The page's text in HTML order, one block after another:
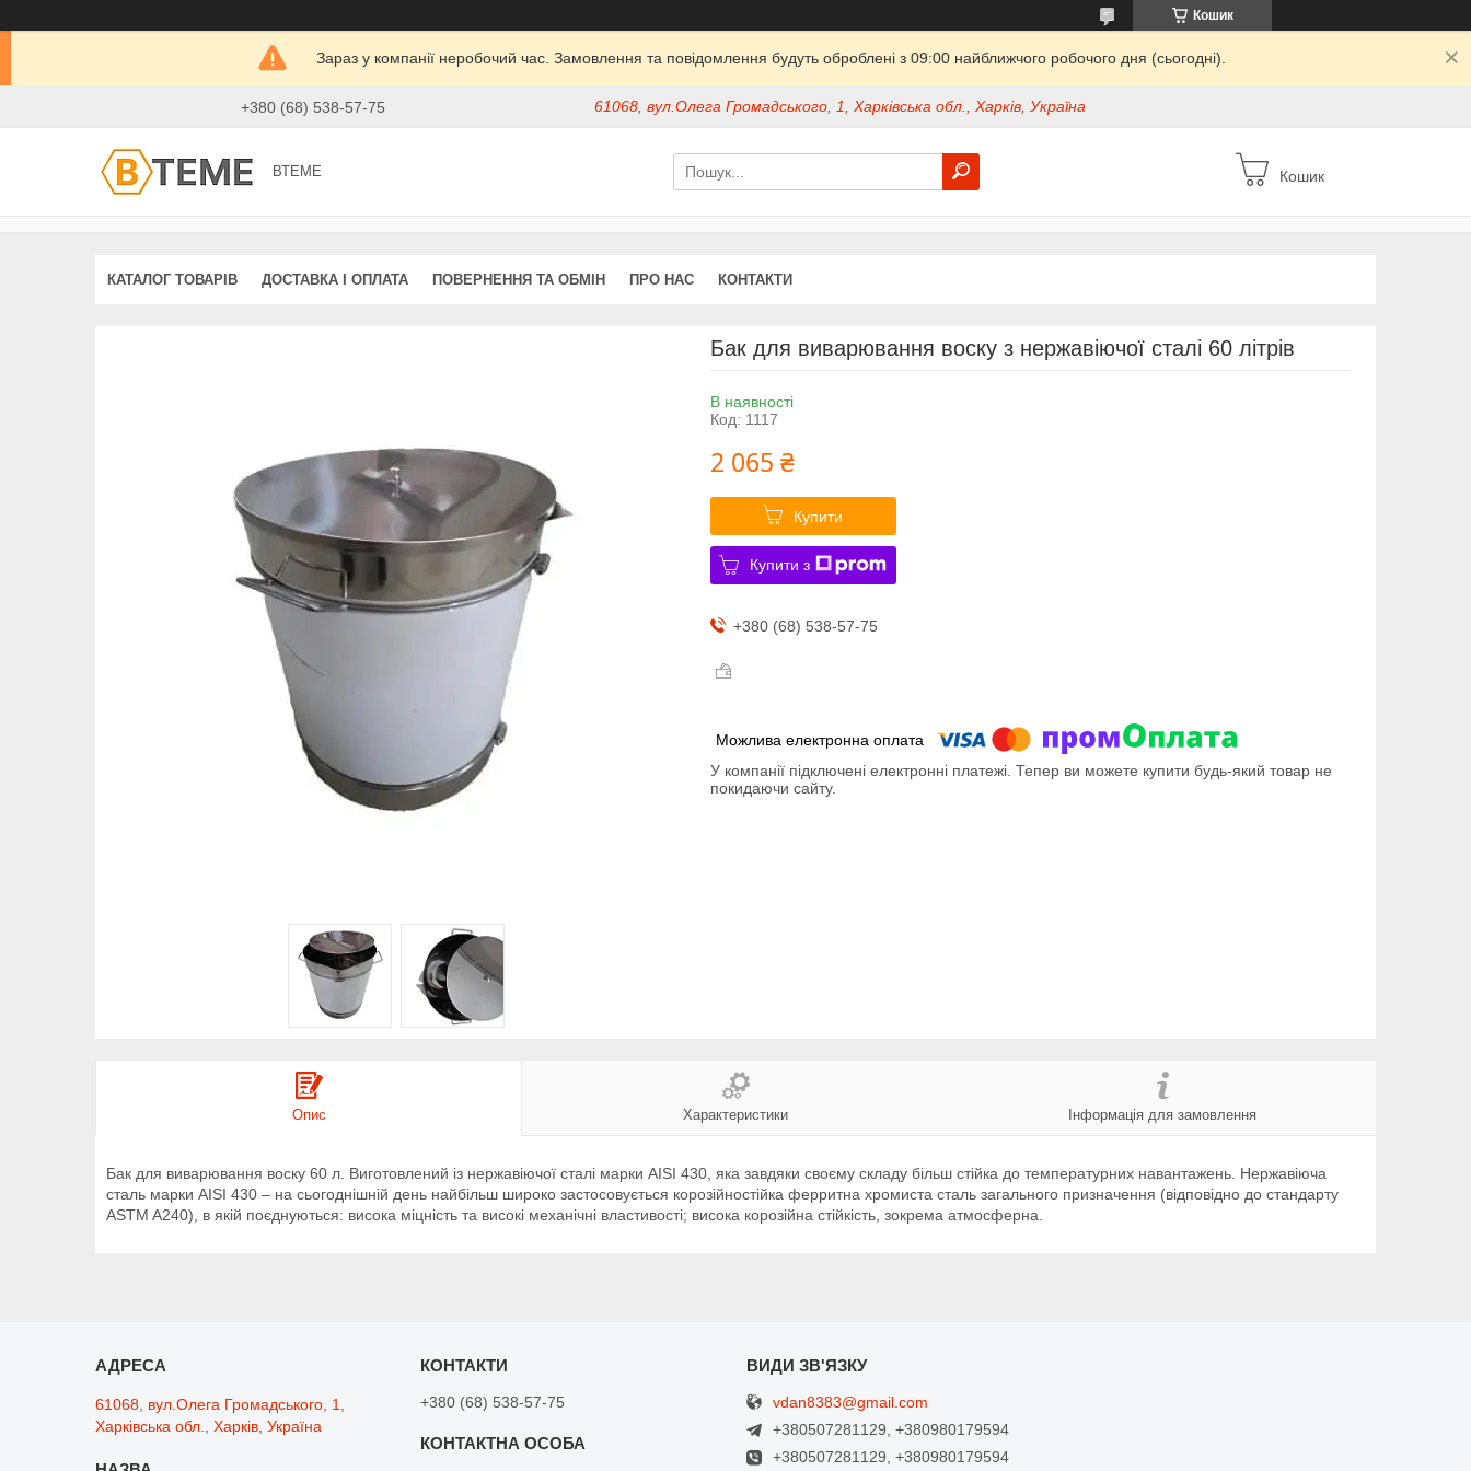
Кошик
Зараз у компанії неробочий час. Замовлення та повідомлення будуть оброблені з 09:00 найближчого робочого дня (сьогодні).
+380 (68) 538-57-75 61068, вул.Олега Громадського, 1, Харківська обл., Харків, Україна
ВТЕМЕ Кошик
КАТАЛОГ ТОВАРІВ ДОСТАВКА І ОПЛАТА ПОВЕРНЕННЯ ТА ОБМІН ПРО НАС КОНТАКТИ
Бак для виварювання воску з нержавіючої сталі 60 літрів
В наявності
Код: 1117
2 065 ₴
Купити
Купити з
+380 (68) 538-57-75
У компанії підключені електронні платежі. Тепер ви можете купити будь-який товар не
покидаючи сайту.
Опис Характеристики Інформація для замовлення
Бак для виварювання воску 60 л. Виготовлений із нержавіючої сталі марки AISI 430, яка завдяки своєму складу більш стійка до температурних навантажень. Нержавіюча
сталь марки AISI 430 – на сьогоднішній день найбільш широко застосовується корозійностійка ферритна хромиста сталь загального призначення (відповідно до стандарту
ASTM A240), в якій поєднуються: висока міцність та високі механічні властивості; висока корозійна стійкість, зокрема атмосферна.
61068, вул.Олега Громадського, 1,
Харківська обл., Харків, Україна
+380 (68) 538-57-75
vdan8383@gmail.com
+380507281129, +380980179594
+380507281129, +380980179594